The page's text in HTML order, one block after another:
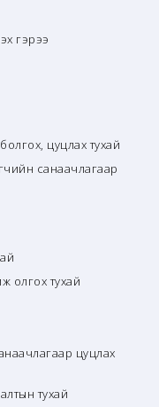
гэрээ
цуцлах тухай
санаачлагаар
олгох тухай
цуцлах
тухай